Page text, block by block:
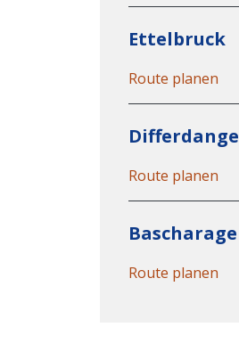
Ettelbruck
Route planen
Differdange
Route planen
Bascharage
Route planen